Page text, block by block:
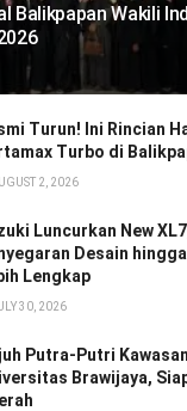
Balikpapan Wakili
Turun! Ini Rincian
Turbo di
2, 2026
Luncurkan New
Desain
Lengkap
30, 2026
Putra-Putri
Brawijaya,